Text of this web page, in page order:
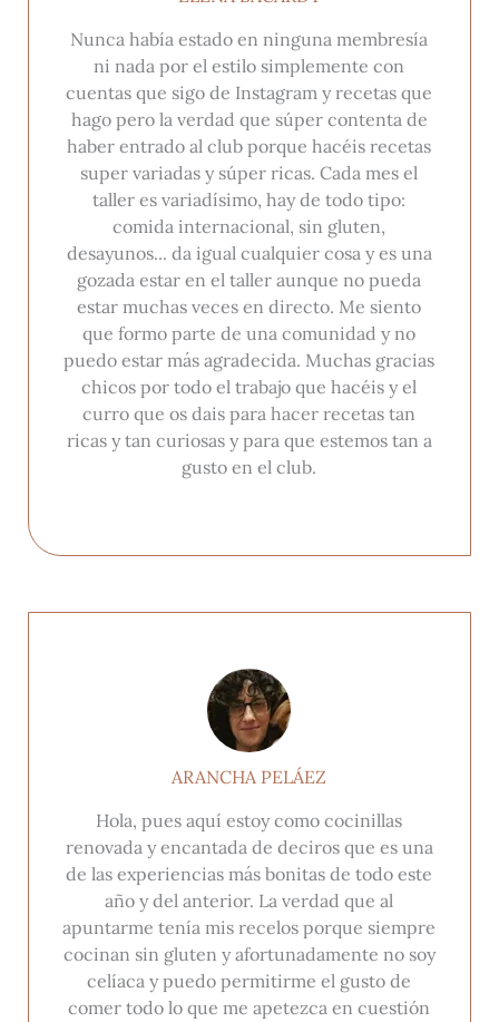
Nunca había estado en ninguna membresía
ni nada por el estilo simplemente con
cuentas que sigo de Instagram y recetas que
hago pero la verdad que súper contenta de
haber entrado al club porque hacéis recetas
super variadas y súper ricas. Cada mes el
taller es variadísimo, hay de todo tipo:
comida internacional, sin gluten,
desayunos... da igual cualquier cosa y es una
gozada estar en el taller aunque no pueda
estar muchas veces en directo. Me siento
que formo parte de una comunidad y no
puedo estar más agradecida. Muchas gracias
chicos por todo el trabajo que hacéis y el
curro que os dais para hacer recetas tan
ricas y tan curiosas y para que estemos tan a
gusto en el club.
ARANCHA PELÁEZ
Hola, pues aquí estoy como cocinillas
renovada y encantada de deciros que es una
de las experiencias más bonitas de todo este
año y del anterior. La verdad que al
apuntarme tenía mis recelos porque siempre
cocinan sin gluten y afortunadamente no soy
celíaca y puedo permitirme el gusto de
comer todo lo que me apetezca en cuestión